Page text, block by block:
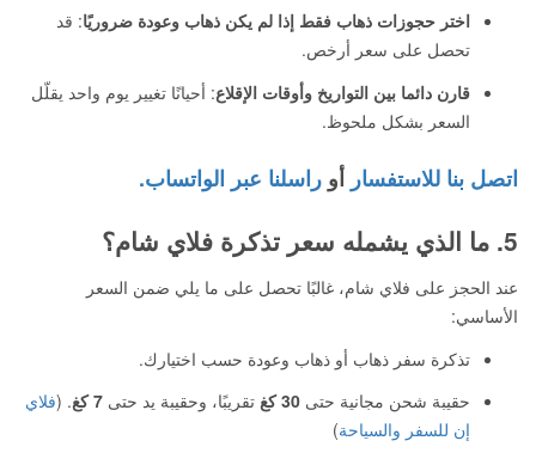
اختر حجوزات ذهاب فقط إذا لم يكن ذهاب وعودة ضروريًا: قد
تحصل على سعر أرخص.
قارن دائما بين التواريخ وأوقات الإقلاع: أحيانًا تغيير يوم واحد يقلّل
السعر بشكل ملحوظ.
اتصل بنا للاستفسار أو راسلنا عبر الواتساب.
5. ما الذي يشمله سعر تذكرة فلاي شام؟
عند الحجز على فلاي شام، غالبًا تحصل على ما يلي ضمن السعر
الأساسي:
تذكرة سفر ذهاب أو ذهاب وعودة حسب اختيارك.
حقيبة شحن مجانية حتى 30 كغ تقريبًا، وحقيبة يد حتى 7 كغ . (فلاي
إن للسفر والسياحة)